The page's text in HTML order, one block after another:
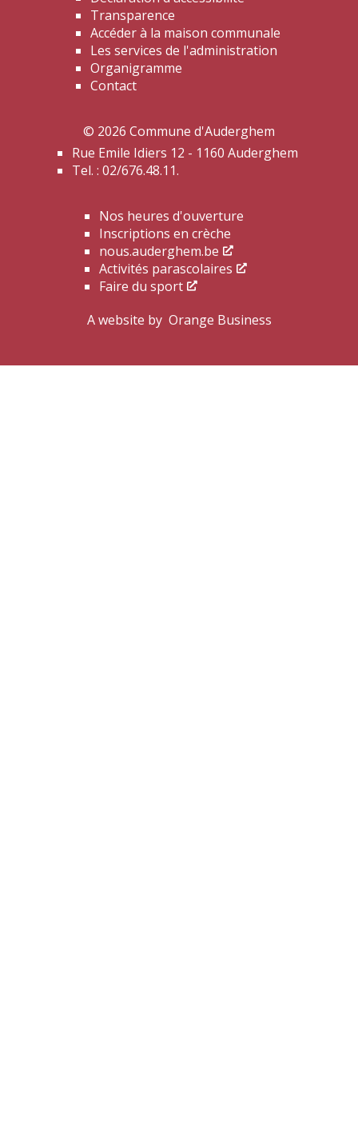
Transparence
Accéder à la maison communale
Les services de l'administration
Organigramme
Contact
© 2026 Commune d'Auderghem
Rue Emile Idiers 12 - 1160 Auderghem
Tel. : 02/676.48.11.
Nos heures d'ouverture
Inscriptions en crèche
nous.auderghem.be
Activités parascolaires
Faire du sport
A website by Orange Business